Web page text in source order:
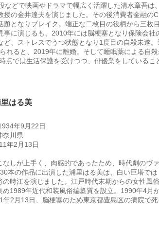
などで映画やドラマで幅広く活躍した清水章吾は
授の金井達夫を演じました。その後消費者金融の
題となりブレイク。端正な二枚目の役柄から三枚
事に演じるも、2010年には脳梗塞となり保険会社
ど、ストレスでうつ状態となり1度目の自殺未遂
れると、2019年に離婚。そして睡眠薬による自
点では生活保護を受けつつ、俳優業をしているこ
はる美
年9月22日
奈川県
年2月13日
なしが上手く、肉感的であったため、時代劇のヴ
本の作品に出演した浦里はる美は、白い巨塔では
の時江を演じました。江戸時代末期からの女性風
め1989年近代和装風俗編纂質を設立。1990年4月
2月13日、脳梗塞のため東京都豊島区の病院で